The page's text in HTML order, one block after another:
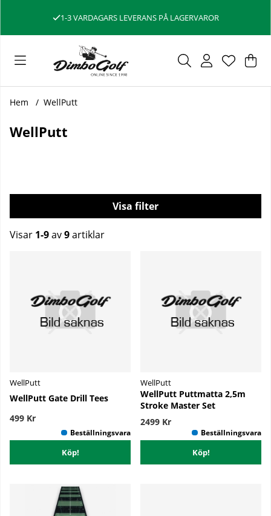
1-3 VARDAGARS LEVERANS PÅ LAGERVAROR
.
Hem WellPutt
WellPutt
Filtrera
Visar 1-9av9artiklar
WellPutt
WellPutt Gate Drill Tees
499 Kr
Köp!
WellPutt
WellPutt Puttmatta 2,5m
Stroke Master Set
2499 Kr
Köp!